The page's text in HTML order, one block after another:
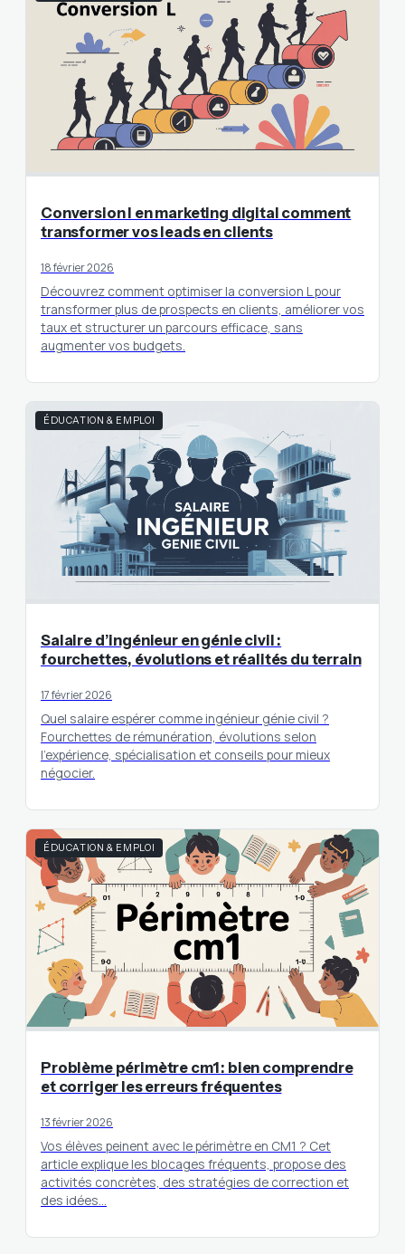
Conversion l en marketing digital comment
transformer vos leads en clients
18 février 2026
Découvrez comment optimiser la conversion L pour
transformer plus de prospects en clients, améliorer vos
taux et structurer un parcours efficace, sans
augmenter vos budgets.
ÉDUCATION & EMPLOI
Salaire d’ingénieur en génie civil :
fourchettes, évolutions et réalités du terrain
17 février 2026
Quel salaire espérer comme ingénieur génie civil ?
Fourchettes de rémunération, évolutions selon
l’expérience, spécialisation et conseils pour mieux
négocier.
ÉDUCATION & EMPLOI
Problème périmètre cm1 : bien comprendre
et corriger les erreurs fréquentes
13 février 2026
Vos élèves peinent avec le périmètre en CM1 ? Cet
article explique les blocages fréquents, propose des
activités concrètes, des stratégies de correction et
des idées…